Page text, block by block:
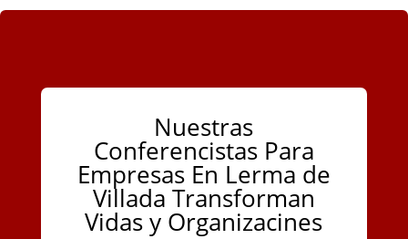
Nuestras
Conferencistas Para
Empresas En Lerma de
Villada Transforman
Vidas y Organizacines